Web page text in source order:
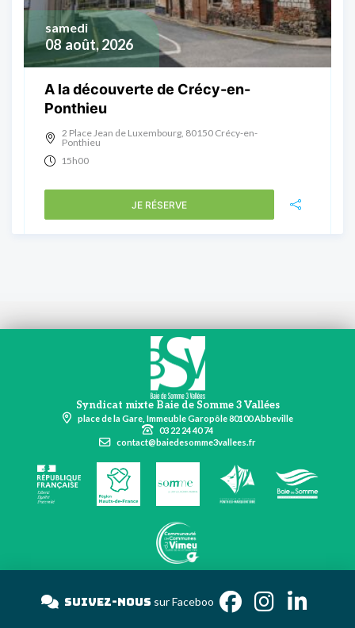
08 août, 2026
samedi
A la découverte de Crécy-en-
Ponthieu
2 Place Jean de Luxembourg, 80150 Crécy-en-
Ponthieu
15h00
JE RÉSERVE
Syndicat mixte Baie de Somme 3 Vallées
place de la Gare, Immeuble Garopôle 80100 Abbeville
03 22 24 40 74
contact@baiedesomme3vallees.fr
Suivez-noussur Fac